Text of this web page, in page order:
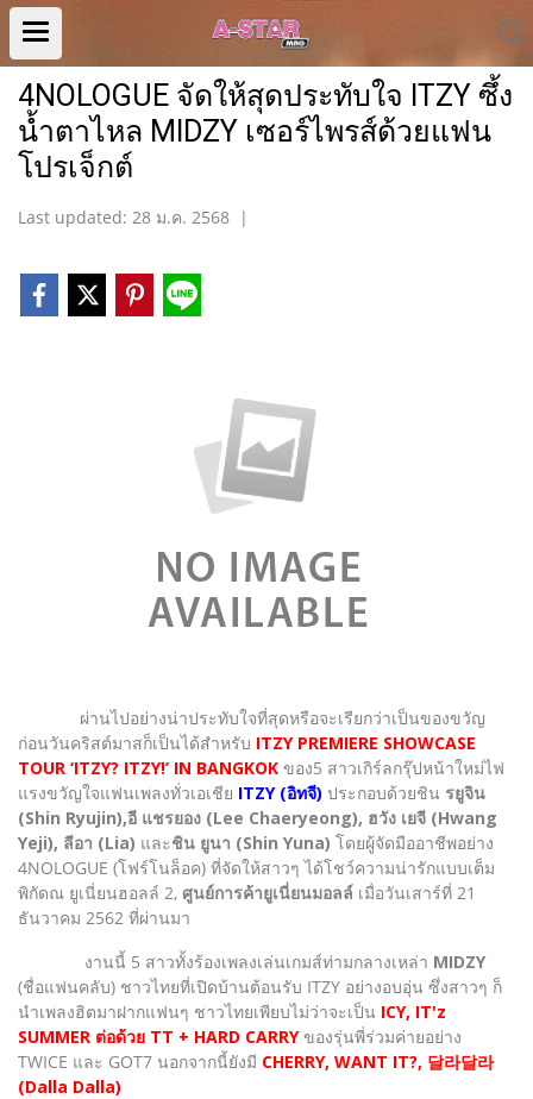
4NOLOGUE จัดให้สุดประทับใจ ITZY ซึ้ง
น้ำตาไหล MIDZY เซอร์ไพรส์ด้วยแฟน
โปรเจ็กต์
Last updated: 28 ม.ค. 2568 |
ผ่านไปอย่างน่าประทับใจที่สุดหรือจะเรียกว่าเป็นของขวัญ
ก่อนวันคริสต์มาสก็เป็นได้สำหรับ ITZY PREMIERE SHOWCASE
TOUR ‘ITZY? ITZY!’ IN BANGKOK ของ5 สาวเกิร์ลกรุ๊ปหน้าใหม่ไฟ
แรงขวัญใจแฟนเพลงทั่วเอเชีย ITZY (อิทจี) ประกอบด้วยชิน รยูจิน
(Shin Ryujin),อี แชรยอง (Lee Chaeryeong), ฮวัง เยจี (Hwang
Yeji), ลีอา (Lia) และชิน ยูนา (Shin Yuna) โดยผู้จัดมืออาชีพอย่าง
4NOLOGUE (โฟร์โนล็อค) ที่จัดให้สาวๆ ได้โชว์ความน่ารักแบบเต็ม
พิกัดณ ยูเนี่ยนฮอลล์ 2, ศูนย์การค้ายูเนี่ยนมอลล์ เมื่อวันเสาร์ที่ 21
ธันวาคม 2562 ที่ผ่านมา
งานนี้ 5 สาวทั้งร้องเพลงเล่นเกมส์ท่ามกลางเหล่า MIDZY
(ชื่อแฟนคลับ) ชาวไทยที่เปิดบ้านต้อนรับ ITZY อย่างอบอุ่น ซึ่งสาวๆ ก็
นำเพลงฮิตมาฝากแฟนๆ ชาวไทยเพียบไม่ว่าจะเป็น ICY, IT'z
SUMMER ต่อด้วย TT + HARD CARRY ของรุ่นพี่ร่วมค่ายอย่าง
TWICE และ GOT7 นอกจากนี้ยังมี CHERRY, WANT IT?, 달라달라
(Dalla Dalla)